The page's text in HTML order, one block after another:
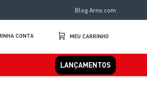
Blog Arno.com
CONTA
LANÇAMENTOS